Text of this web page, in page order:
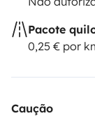
Pacote
0,25 € por
Caução